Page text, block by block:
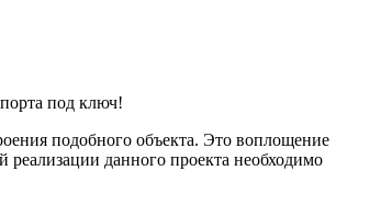
под ключ!
подобного объекта. Это воплощение
данного проекта необходимо